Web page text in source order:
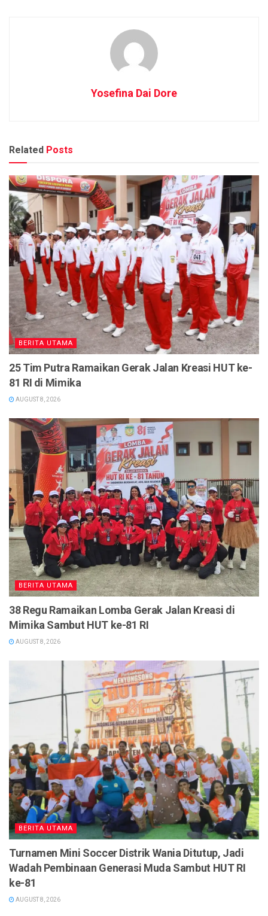
Yosefina Dai Dore
Related Posts
BERITA UTAMA
25 Tim Putra Ramaikan Gerak Jalan Kreasi HUT ke-
81 RI di Mimika
AUGUST 8, 2026
BERITA UTAMA
38 Regu Ramaikan Lomba Gerak Jalan Kreasi di
Mimika Sambut HUT ke-81 RI
AUGUST 8, 2026
BERITA UTAMA
Turnamen Mini Soccer Distrik Wania Ditutup, Jadi
Wadah Pembinaan Generasi Muda Sambut HUT RI
ke-81
AUGUST 8, 2026